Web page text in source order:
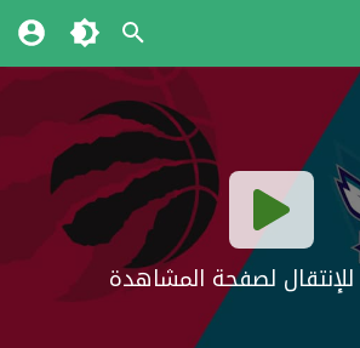
للإنتقال لصفحة المشاهدة